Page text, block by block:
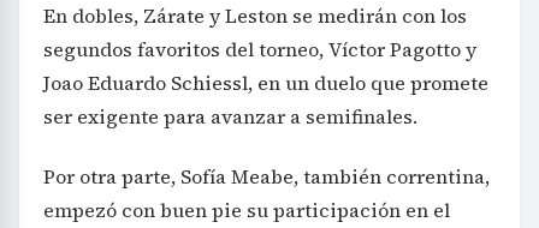
En dobles, Zárate y Leston se medirán con los
segundos favoritos del torneo, Víctor Pagotto y
Joao Eduardo Schiessl, en un duelo que promete
ser exigente para avanzar a semifinales.
Por otra parte, Sofía Meabe, también correntina,
empezó con buen pie su participación en el